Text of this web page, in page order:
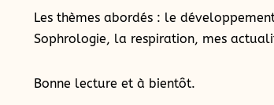
Les thèmes abordés : le
Sophrologie, la respiration, mes
Bonne lecture et à bientôt.